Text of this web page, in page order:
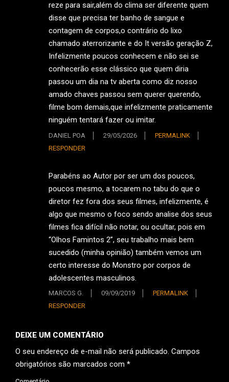
reze para sair,além do clima ser diferente quem
disse que precisa ter banho de sangue e
contagem de corpos,o contrário do lixo
chamado aterrorizante e do It versão geração Z,
Infelizmente poucos conhecem e não sei se
conhecerão esse clássico que quem diria
passou um dia na tv aberta como diz nosso
amado chaves passou sem querer querendo,
filme bom demais,que infelizmente praticamente
ninguém tentará fazer ou imitar.
DANIEL POA 29/05/2026
PERMALINK
RESPONDER
Parabéns ao Autor por ser um dos poucos,
poucos mesmo, a tocarem no tabu do que o
diretor fez fora dos seus filmes, infelizmente, é
algo que mesmo o foco sendo analise dos seus
filmes fica difícil não notar, ou ocultar, pois em
“Olhos Famintos 2”, seu trabalho mais bem
sucedido (minha opinião) também vemos um
certo interesse do Monstro por corpos de
adolescentes masculinos.
MARCOS G. 09/09/2019
PERMALINK
RESPONDER
DEIXE UM COMENTÁRIO
O seu endereço de e-mail não será publicado. Campos
obrigatórios são marcados com *